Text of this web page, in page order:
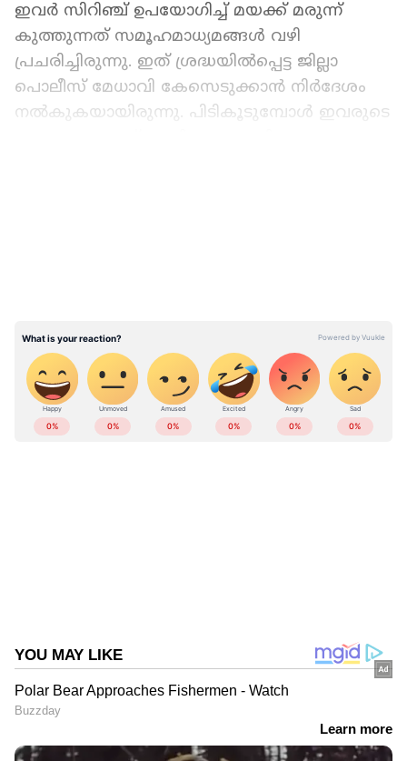
ഇവർ സിറിഞ്ച് ഉപയോഗിച്ച് മയക്ക് മരുന്ന്
കുത്തുന്നത് സമൂഹമാധ്യമങ്ങൾ വഴി
പ്രചരിച്ചിരുന്നു. ഇത് ശ്രദ്ധയിൽപ്പെട്ട ജില്ലാ
പൊലീസ് മേധാവി കേസെടുക്കാൻ നിർദേശം
നൽകുകയായിരുന്നു. പിടികൂടുമ്പോൾ ഇവരുടെ
ABOUT THE AUTHOR